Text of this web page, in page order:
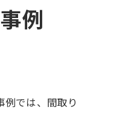
例
では、間取り